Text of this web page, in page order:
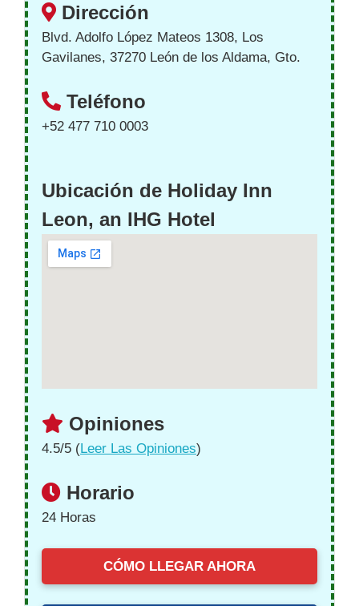
Dirección
Blvd. Adolfo López Mateos 1308, Los
Gavilanes, 37270 León de los Aldama, Gto.
Teléfono
+52 477 710 0003
Ubicación de Holiday Inn
Leon, an IHG Hotel
Opiniones
4.5/5 (Leer Las Opiniones)
Horario
24 Horas
CÓMO LLEGAR AHORA